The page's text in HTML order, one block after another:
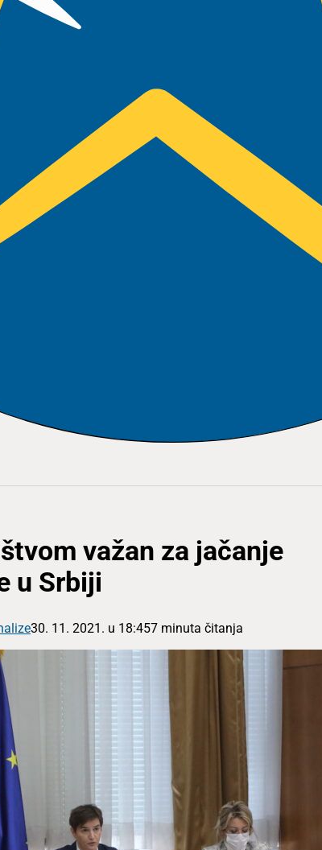
važan za jačanje
u Srbiji
30. 11. 2021. u 18:457 minuta čitanja